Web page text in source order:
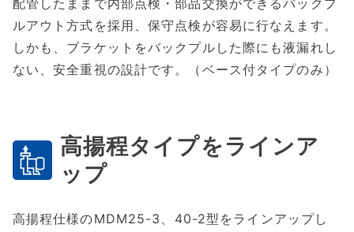
ルアウト方式を採用、保守点検が容易に行なえます。
しかも、ブラケットをバックプルした際にも液漏れし
ない、安全重視の設計です。（ベース付タイプのみ）
高揚程タイプをラインア
ップ
高揚程仕様のMDM25-3、40-2型をラインアップし